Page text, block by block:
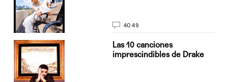
4049
Las 10 canciones
imprescindibles de Drake